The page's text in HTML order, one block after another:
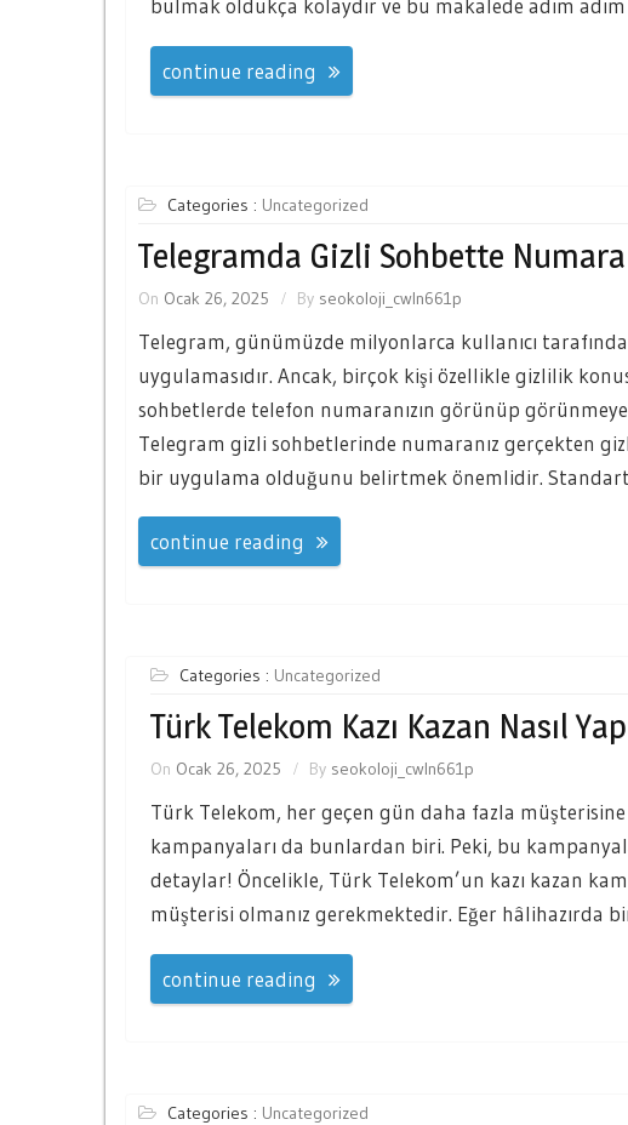
bulmak oldukça kolaydır ve bu makalede adım adım
continue reading
Categories : Uncategorized
Telegramda Gizli Sohbette
On Ocak 26, 2025 By seokoloji_cwln661p
Telegram, günümüzde milyonlarca kullanıcı
uygulamasıdır. Ancak, birçok kişi özellikle gizlilik
sohbetlerde telefon numaranızın görünüp
Telegram gizli sohbetlerinde numaranız gerçekten
bir uygulama olduğunu belirtmek önemlidir.
continue reading
Categories : Uncategorized
Türk Telekom Kazı Kazan Nasıl
On Ocak 26, 2025 By seokoloji_cwln661p
Türk Telekom, her geçen gün daha fazla
kampanyaları da bunlardan biri. Peki, bu
detaylar! Öncelikle, Türk Telekom’un kazı kazan
müşterisi olmanız gerekmektedir. Eğer hâlihazırda
continue reading
Categories : Uncategorized